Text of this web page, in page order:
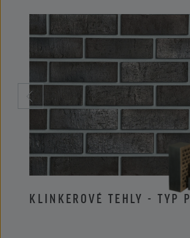
KLINKEROVÉ TEHLY - TYP P